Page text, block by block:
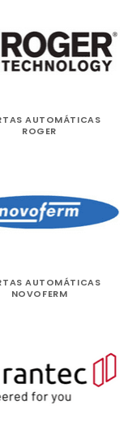
AUTOMÁTICAS
ROGER
AUTOMÁTICAS
NOVOFERM